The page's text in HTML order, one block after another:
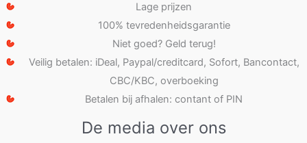
Lage prijzen
100% tevredenheidsgarantie
Niet goed? Geld terug!
Veilig betalen: iDeal, Paypal/creditcard, Sofort, Bancontact,
CBC/KBC, overboeking
Betalen bij afhalen: contant of PIN
De media over ons